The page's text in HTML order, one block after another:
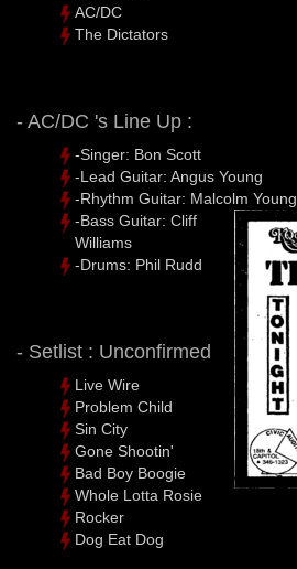
AC/DC
The Dictators
- AC/DC 's Line Up :
-Singer: Bon Scott
-Lead Guitar: Angus Young
-Rhythm Guitar: Malcolm Young
-Bass Guitar: Cliff
Williams
-Drums: Phil Rudd
- Setlist : Unconfirmed
Live Wire
Problem Child
Sin City
Gone Shootin'
Bad Boy Boogie
Whole Lotta Rosie
Rocker
Dog Eat Dog